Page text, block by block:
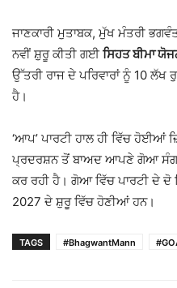
ਜਾਣਕਾਰੀ ਮੁਤਾਬਕ, ਮੁੱਖ ਮੰਤਰੀ
ਨਵੀਂ ਸ਼ੁਰੂ ਕੀਤੀ ਗਈਸਿਹਤ ਬੀਮਾ
ਉੱਤਰੀ ਰਾਜ ਦੇ ਪਰਿਵਾਰਾਂ ਨੂੰ 10 ਲੱਖ
ਹੈ।
‘ਆਪ’ ਪਾਰਟੀ ਹਾਲ ਹੀ ਵਿੱਚ ਹੋਈਆਂ
ਪ੍ਰਦਰਸ਼ਨ ਤੋਂ ਬਾਅਦ ਆਪਣੇ ਗੋਆ
ਕਰ ਰਹੀ ਹੈ। ਗੋਆ ਵਿੱਚ ਪਾਰਟੀ ਦੇ ਦੋ
2027 ਦੇ ਸ਼ੁਰੂ ਵਿੱਚ ਹੋਣੀਆਂ ਹਨ।
TAGS #BhagwantMann